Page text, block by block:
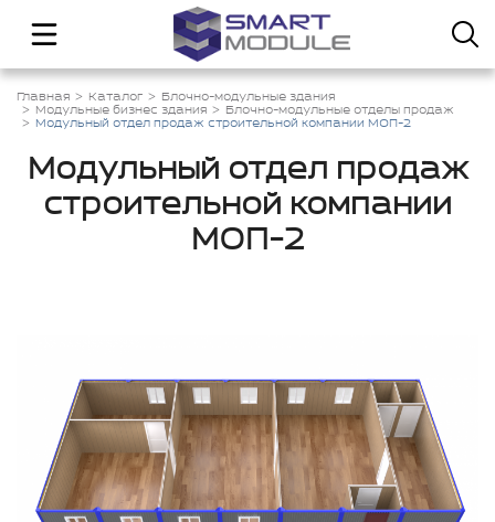
Главная Каталог
Блочно-модульные здания
Модульные бизнес здания
Блочно-модульные отделы продаж
Модульный отдел продаж строительной компании МОП-2
Модульный отдел продаж
строительной компании
МОП-2